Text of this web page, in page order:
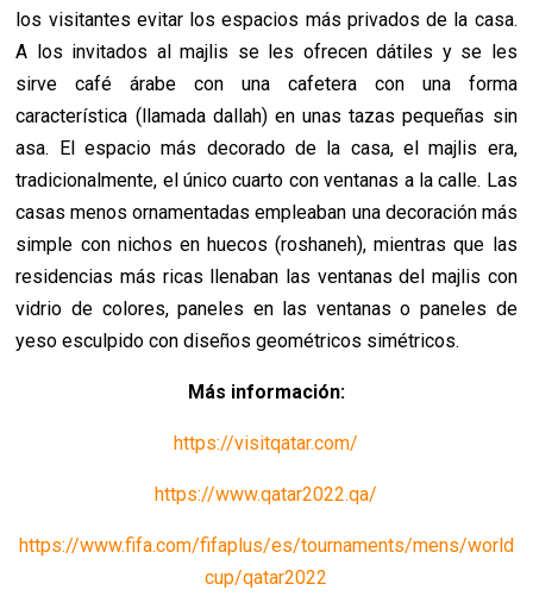
los visitantes evitar los espacios más privados de la casa.
A los invitados al majlis se les ofrecen dátiles y se les
sirve café árabe con una cafetera con una forma
característica (llamada dallah) en unas tazas pequeñas sin
asa. El espacio más decorado de la casa, el majlis era,
tradicionalmente, el único cuarto con ventanas a la calle. Las
casas menos ornamentadas empleaban una decoración más
simple con nichos en huecos (roshaneh), mientras que las
residencias más ricas llenaban las ventanas del majlis con
vidrio de colores, paneles en las ventanas o paneles de
yeso esculpido con diseños geométricos simétricos.
Más información:
https://visitqatar.com/
https://www.qatar2022.qa/
https://www.fifa.com/fifaplus/es/tournaments/mens/world
cup/qatar2022